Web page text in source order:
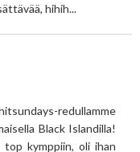
hihih...
redullamme
Black Islandilla!
top kymppiin, oli ihan